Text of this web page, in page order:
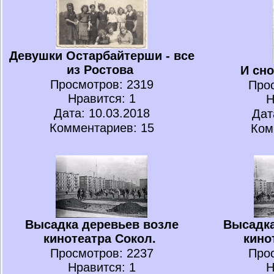
Девушки Остарбайтерши - все
из Ростова
Просмотров: 2319
Нравится: 1
Дата: 10.03.2018
Комментариев: 15
И
Высадка деревьев возле
кинотеатра Сокол.
Просмотров: 2237
Нравится: 1